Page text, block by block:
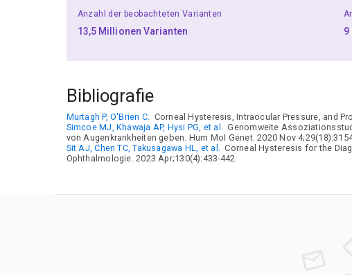
Anzahl der beobachteten Varianten
13,5 Millionen Varianten 9
Bibliografie
Murtagh P, O'Brien C.
Corneal Hysteresis, Intraocular Pressure, and
Simcoe MJ, Khawaja AP, Hysi PG, et al.
Genomweite
von Augenkrankheiten geben. Hum Mol Genet. 2020 Nov
Sit AJ, Chen TC, Takusagawa HL, et al.
Corneal Hysteresis for the
Ophthalmologie. 2023 Apr;130(4):433-442.